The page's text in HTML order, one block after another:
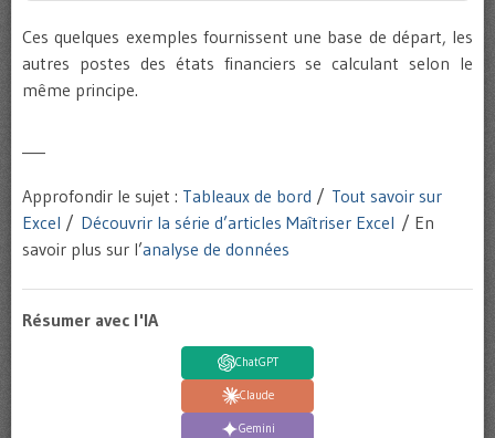
Ces quelques exemples fournissent une base de départ, les
autres postes des états financiers se calculant selon le
même principe.
Approfondir le sujet : Tableaux de bord / Tout savoir sur
Excel / Découvrir la série d’articles Maîtriser Excel / En
savoir plus sur l’analyse de données
Résumer avec l'IA
ChatGPT
Claude
Gemini